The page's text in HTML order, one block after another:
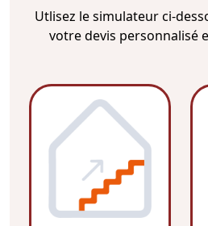
Utlisez le simulateur ci-
votre devis personnalisé